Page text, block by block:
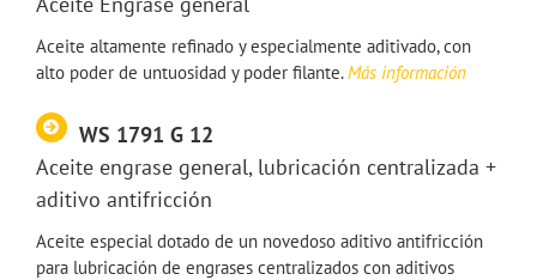
Aceite altamente refinado y especialmente aditivado, con
alto poder de untuosidad y poder filante.Más información
WS 1791 G 12
Aceite engrase general, lubricación centralizada +
aditivo antifricción
Aceite especial dotado de un novedoso aditivo antifricción
para lubricación de engrases centralizados con aditivos